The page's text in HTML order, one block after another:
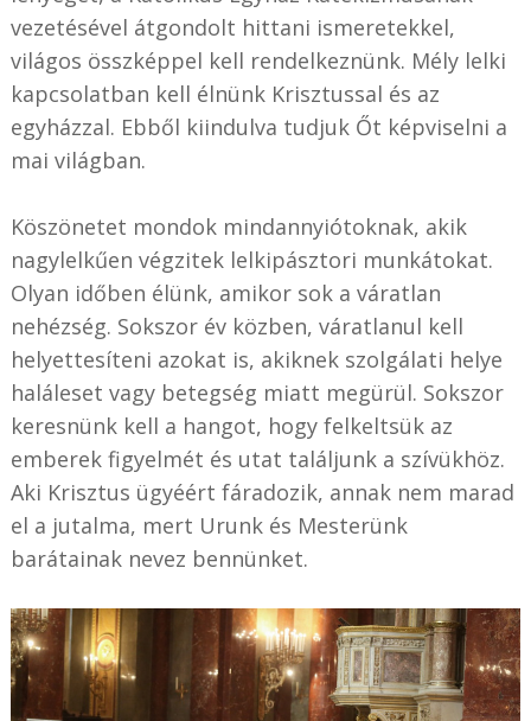
vezetésével átgondolt hittani ismeretekkel,
világos összképpel kell rendelkeznünk. Mély lelki
kapcsolatban kell élnünk Krisztussal és az
egyházzal. Ebből kiindulva tudjuk Őt képviselni a
mai világban.
Köszönetet mondok mindannyiótoknak, akik
nagylelkűen végzitek lelkipásztori munkátokat.
Olyan időben élünk, amikor sok a váratlan
nehézség. Sokszor év közben, váratlanul kell
helyettesíteni azokat is, akiknek szolgálati helye
haláleset vagy betegség miatt megürül. Sokszor
keresnünk kell a hangot, hogy felkeltsük az
emberek figyelmét és utat találjunk a szívükhöz.
Aki Krisztus ügyéért fáradozik, annak nem marad
el a jutalma, mert Urunk és Mesterünk
barátainak nevez bennünket.